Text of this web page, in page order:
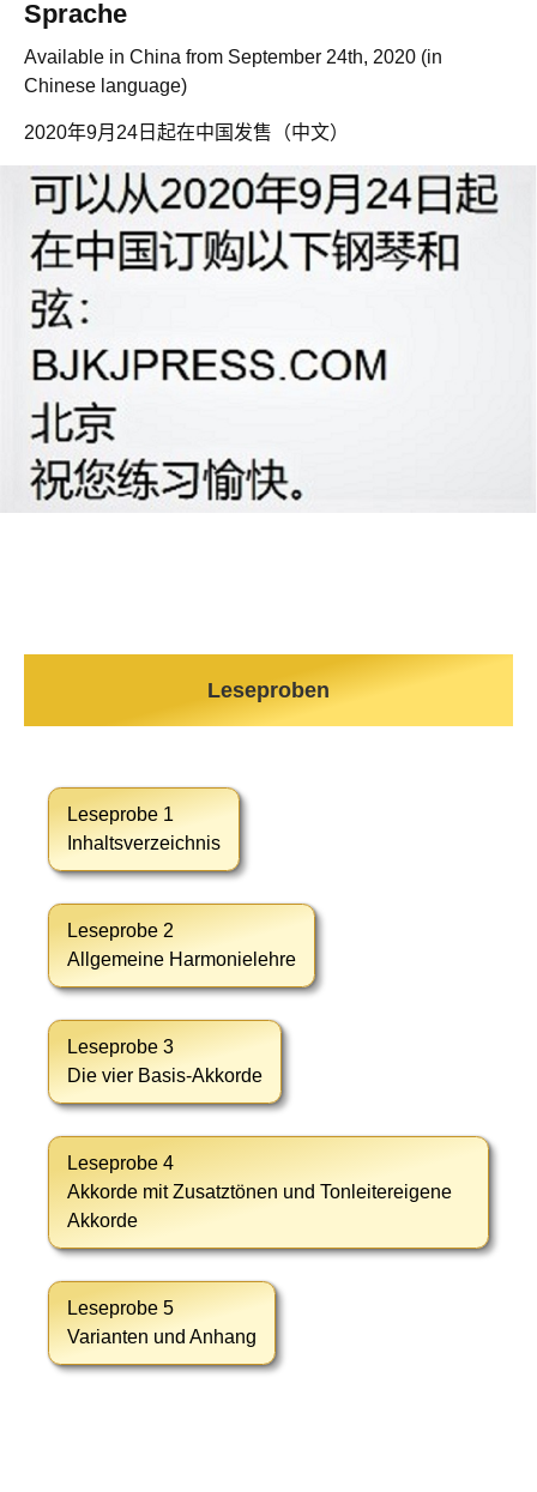
Sprache
Available in China from September 24th, 2020 (in
Chinese language)
2020年9月24日起在中国发售（中文）
Leseproben
Leseprobe 1
Inhaltsverzeichnis
Leseprobe 2
Allgemeine Harmonielehre
Leseprobe 3
Die vier Basis-Akkorde
Leseprobe 4
Akkorde mit Zusatztönen und Tonleitereigene
Akkorde
Leseprobe 5
Varianten und Anhang